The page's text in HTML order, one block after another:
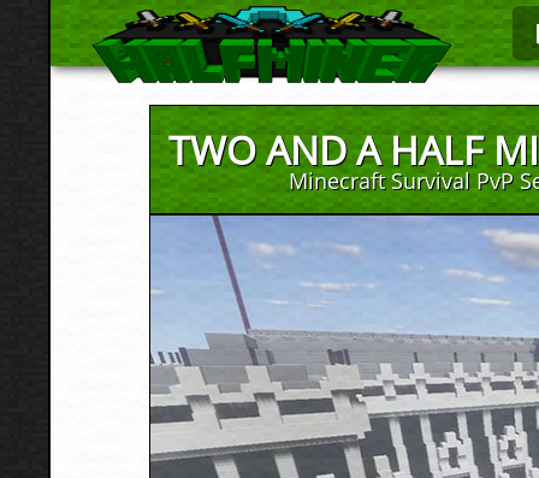
TWO AND A HALF
Minecraft Survival PvP